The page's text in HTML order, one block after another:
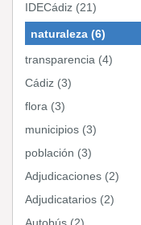
IDECádiz (21)
naturaleza (6)
transparencia (4)
Cádiz (3)
flora (3)
municipios (3)
población (3)
Adjudicaciones (2)
Adjudicatarios (2)